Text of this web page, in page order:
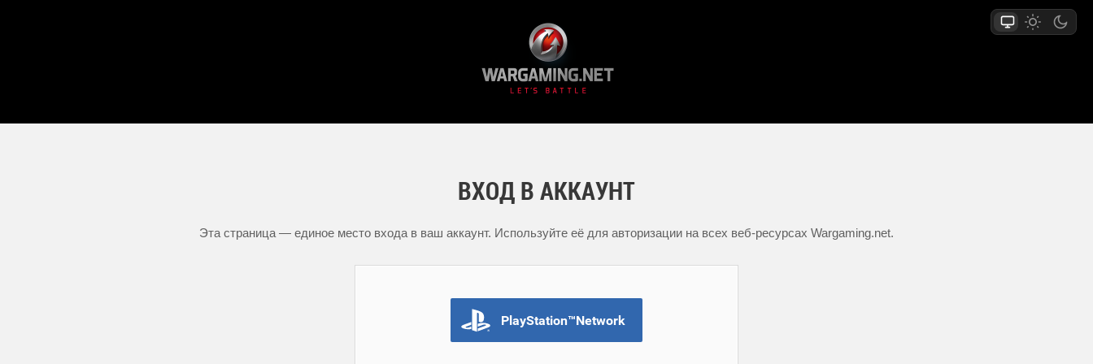
ВХОД В АККАУНТ
Эта страница — единое место входа в ваш аккаунт. Используйте её для авторизации на всех веб-ресурсах Wargaming.net.
PlayStation™Network